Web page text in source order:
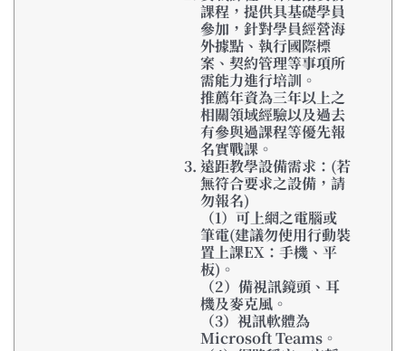
課程，提供具基礎學員
參加，針對學員經營海
外據點、執行國際標
案、契約管理等事項所
需能力進行培訓。
推薦年資為三年以上之
相關領域經驗以及過去
有參與過課程等優先報
名實戰課。
遠距教學設備需求：(若
無符合要求之設備，請
勿報名)
（1）可上網之電腦或
筆電(建議勿使用行動裝
置上課EX：手機、平
板)。
（2）備視訊鏡頭、耳
機及麥克風。
（3）視訊軟體為
Microsoft Teams。